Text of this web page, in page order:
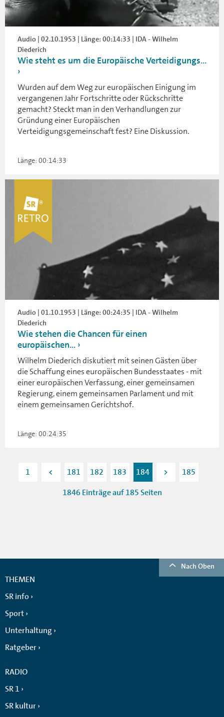
Audio | 02.10.1953 | Länge: 00:14:33 | IDA - Wilhelm
Diederich
Wie steht es um die Europäische Verteidigungs...
Wurden auf dem Weg zur europäischen Einigung im
vergangenen Jahr Fortschritte oder Rückschritte
gemacht? Steckt man in den Verhandlungen zur
Gründung einer Europäischen
Verteidigungsgemeinschaft fest? Eine Diskussion.
Länge: 00:14:33
Audio | 01.10.1953 | Länge: 00:24:35 | IDA - Wilhelm
Diederich
Wie stehen die Chancen für einen
europäischen...
Wilhelm Diederich diskutiert mit seinen Gästen über
die Schaffung eines europäischen Bundesstaates - mit
einer europäischen Verfassung, einer gemeinsamen
Regierung, einem gemeinsamen Parlament und mit
einem gemeinsamen Gerichtshof.
Länge: 00:24:35
1 < 181 182 183 184 > 185
1846 Einträge auf 185 Seiten
Nach Oben
THEMEN
SR info
Sport
Unterhaltung
Ratgeber
RADIO
SR 1
SR kultur